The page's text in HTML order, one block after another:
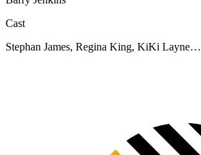
Cast
Stephan James, Regina King, KiKi Layne…